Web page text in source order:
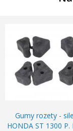
Gumy rozety -
HONDA ST 1300 P.